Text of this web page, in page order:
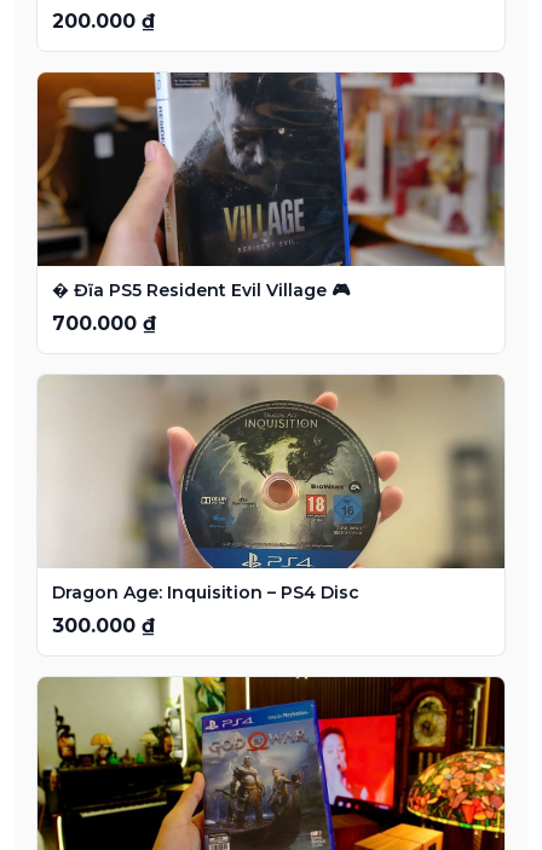
200.000 ₫
� Đĩa PS5 Resident Evil Village 🎮
700.000 ₫
Dragon Age: Inquisition – PS4 Disc
300.000 ₫